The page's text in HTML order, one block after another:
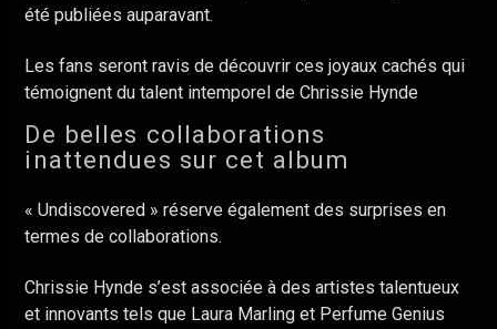
METAL
été publiées auparavant.
Les fans seront ravis de découvrir ces joyaux cachés qui
témoignent du talent intemporel de Chrissie Hynde
De belles collaborations
inattendues sur cet album
« Undiscovered » réserve également des surprises en
termes de collaborations.
Chrissie Hynde s’est associée à des artistes talentueux
et innovants tels que Laura Marling et Perfume Genius